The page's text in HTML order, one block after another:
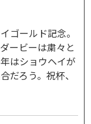
ゴールド記念。
ービーは粛々と
はショウヘイが
だろう。祝杯、